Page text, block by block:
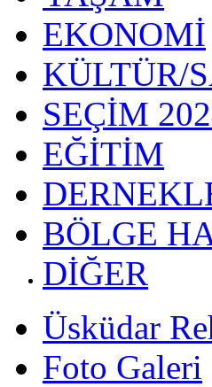
EKONOMİ
KÜLTÜR/
SEÇİM
EĞİTİM
BÖLGE
DİĞER
Üsküdar
Foto Galeri